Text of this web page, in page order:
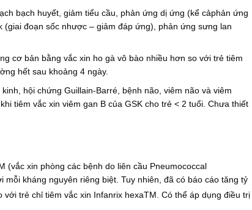
bạch huyết, giảm tiểu cầu, phản ứng dị ứng (kể cảphản ứng
đoạn sốc nhược – giảm đáp ứng), phản ứng sưng lan
cơ bản bằng vắc xin ho gà vô bào nhiều hơn so với trẻ tiêm
hết sau khoảng 4 ngày.
hội chứng Guillain-Barré, bệnh não, viêm não và viêm
tiêm vắc xin viêm gan B của GSK cho trẻ < 2 tuổi. Chưa thiết
(vắc xin phòng các bệnh do liên cầu Pneumococcal
kháng nguyên riêng biệt. Tuy nhiên, đã có báo cáo tăng tỷ
trẻ chỉ tiêm vắc xin Infanrix hexaTM. Có thể áp dụng điều trị